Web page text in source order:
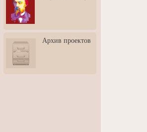
3: Обусловленности
человека и их влияние на
карьеру
скульптором Дмитрием
Тугариновым
АртБульвар в День города
Архив проектов